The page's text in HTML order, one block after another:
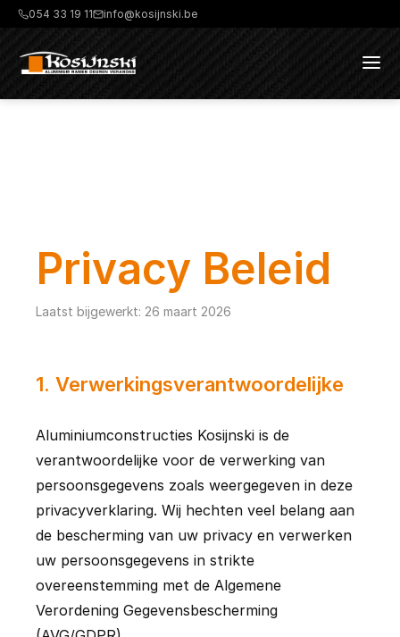
054 33 19 11 info@kosijnski.be
Privacy Beleid
Laatst bijgewerkt: 26 maart 2026
1. Verwerkingsverantwoordelijke
Aluminiumconstructies Kosijnski is de
verantwoordelijke voor de verwerking van
persoonsgegevens zoals weergegeven in deze
privacyverklaring. Wij hechten veel belang aan
de bescherming van uw privacy en verwerken
uw persoonsgegevens in strikte
overeenstemming met de Algemene
Verordening Gegevensbescherming